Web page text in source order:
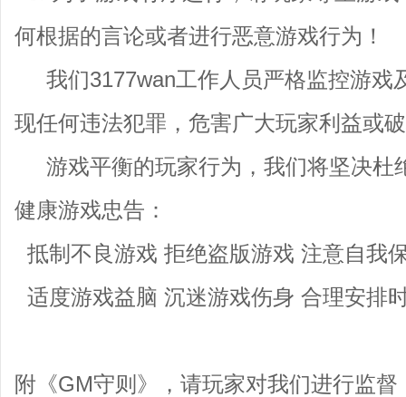
何根据的言论或者进行恶意游戏行为！
我们3177wan工作人员严格监控游戏
现任何违法犯罪，危害广大玩家利益或
游戏平衡的玩家行为，我们将坚决杜
健康游戏忠告：
抵制不良游戏 拒绝盗版游戏 注意自我
适度游戏益脑 沉迷游戏伤身 合理安排
附《GM守则》，请玩家对我们进行监